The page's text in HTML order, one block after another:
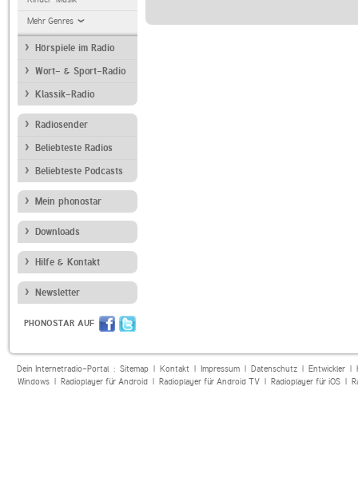
Mehr Genres
Hörspiele im Radio
Wort- & Sport-Radio
Klassik-Radio
Radiosender
Beliebteste Radios
Beliebteste Podcasts
Mein phonostar
Downloads
Hilfe & Kontakt
Newsletter
PHONOSTAR AUF
Dein Internetradio-Portal : Sitemap| Kontakt| Impressum| Datenschutz| Entwickler|
Windows| Radioplayer für Android| Radioplayer für Android TV| Radioplayer für iOS|